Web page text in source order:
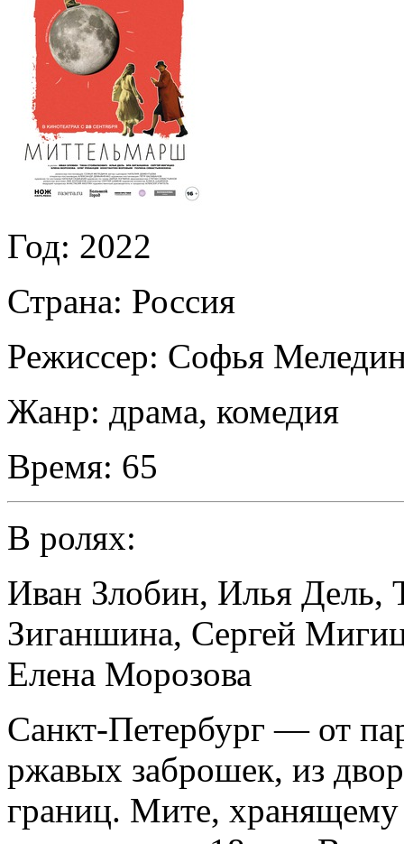
Год: 2022
Страна: Россия
Режиссер: Софья
Жанр: драма, комедия
Время: 65
В ролях:
Иван Злобин, Илья Дель,
Зиганшина, Сергей
Елена Морозова
Санкт-Петербург — от
ржавых заброшек, из
границ. Мите, хранящему